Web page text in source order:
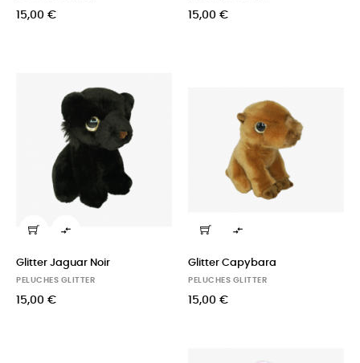
15,00 € 15,00 €

Glitter Jaguar Noir
PELUCHES GLITTER
15,00 €

Glitter Capybara
PELUCHES GLITTER
15,00 €